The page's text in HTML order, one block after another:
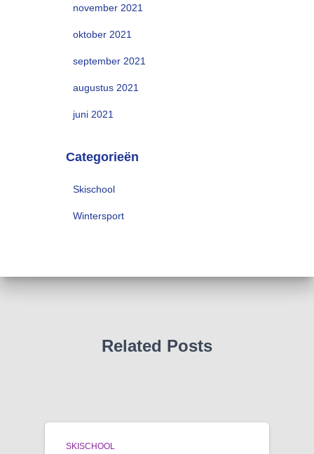
november 2021
oktober 2021
september 2021
augustus 2021
juni 2021
Categorieën
Skischool
Wintersport
Related Posts
SKISCHOOL